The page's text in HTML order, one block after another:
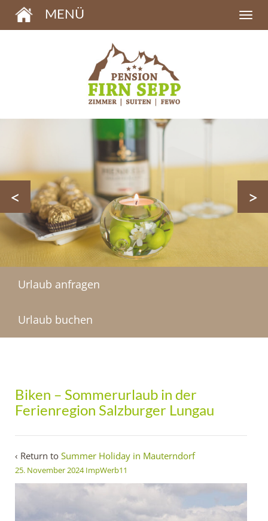
MENÜ
< >
Urlaub anfragen
Urlaub buchen
Biken – Sommerurlaub in der
Ferienregion Salzburger Lungau
‹ Return to Summer Holiday in Mauterndorf
25. November 2024 ImpWerb11